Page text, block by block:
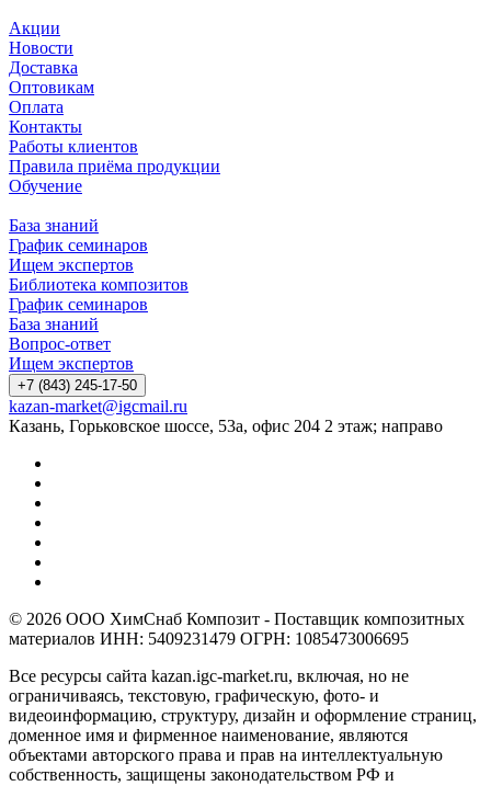
Акции
Новости
Доставка
Оптовикам
Оплата
Контакты
Работы клиентов
Правила приёма продукции
Обучение
База знаний
График семинаров
Ищем экспертов
Библиотека композитов
График семинаров
База знаний
Вопрос-ответ
Ищем экспертов
+7 (843) 245-17-50
kazan-market@igcmail.ru
Казань, ​Горьковское шоссе, 53а, офис 204 2 этаж; направо
© 2026 ООО ХимСнаб Композит - Поставщик композитных
материалов ИНН: 5409231479 ОГРН: 1085473006695
Все ресурсы сайта kazan.igc-market.ru, включая, но не
ограничиваясь, текстовую, графическую, фото- и
видеоинформацию, структуру, дизайн и оформление страниц,
доменное имя и фирменное наименование, являются
объектами авторского права и прав на интеллектуальную
собственность, защищены законодательством РФ и